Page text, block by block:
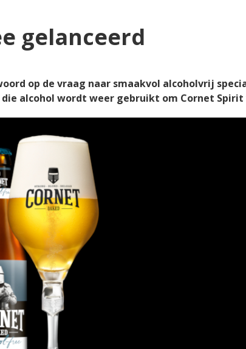
gelanceerd
op de vraag naar smaakvol alcoholvrij
alcohol wordt weer gebruikt om Cornet Spirit